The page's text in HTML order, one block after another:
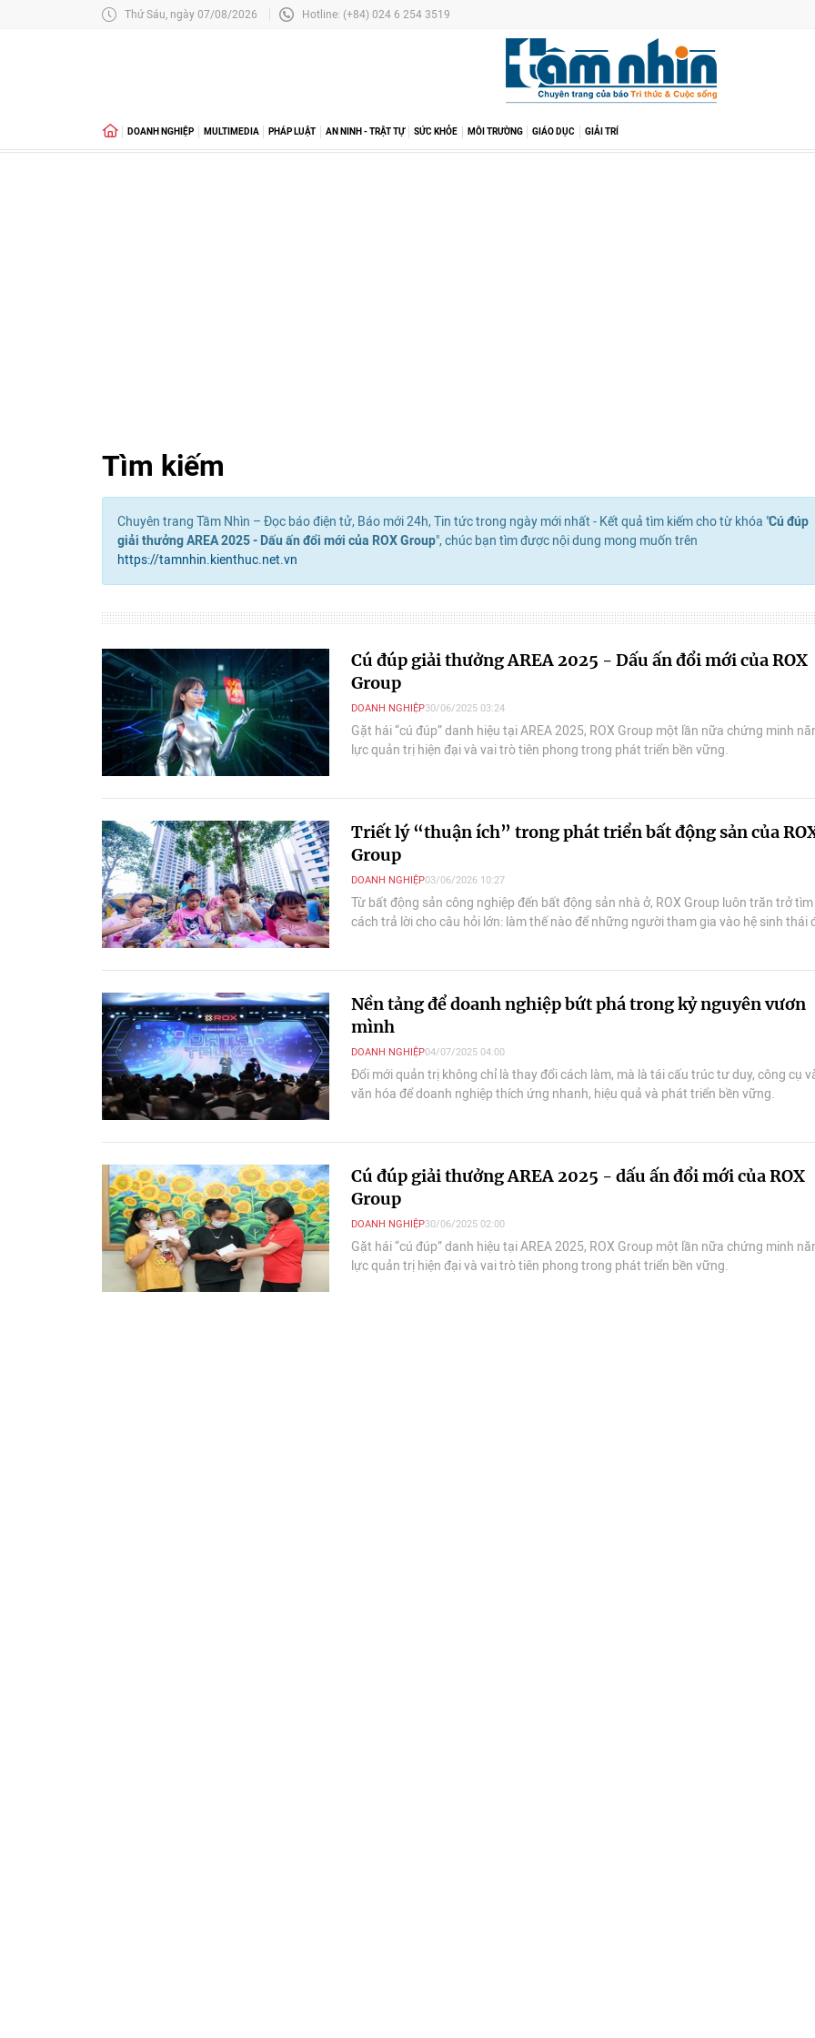
Thứ Sáu, ngày 07/08/2026 Hotline: (+84) 024 6 254 3519
DOANH NGHIỆP MULTIMEDIA PHÁP LUẬT AN NINH - TRẬT TỰ SỨC KHỎE MÔI TRƯỜNG GIÁO DỤC GIẢI TRÍ
Tìm kiếm
Chuyên trang Tầm Nhìn – Đọc báo điện tử, Báo mới 24h, Tin tức trong ngày mới nhất - Kết quả tìm kiếm cho từ khóa "Cú đúp
giải thưởng AREA 2025 - Dấu ấn đổi mới của ROX Group", chúc bạn tìm được nội dung mong muốn trên
https://tamnhin.kienthuc.net.vn
Cú đúp giải thưởng AREA 2025 - Dấu ấn đổi mới của ROX
Group
DOANH NGHIỆP30/06/2025 03:24
Gặt hái “cú đúp” danh hiệu tại AREA 2025, ROX Group một lần nữa chứng minh
lực quản trị hiện đại và vai trò tiên phong trong phát triển bền vững.
Triết lý “thuận ích” trong phát triển bất động sản của
Group
DOANH NGHIỆP03/06/2026 10:27
Từ bất động sản công nghiệp đến bất động sản nhà ở, ROX Group luôn trăn trở tìm
cách trả lời cho câu hỏi lớn: làm thế nào để những người tham gia vào hệ sinh thái
Nền tảng để doanh nghiệp bứt phá trong kỷ nguyên vươn
mình
DOANH NGHIỆP04/07/2025 04:00
Đổi mới quản trị không chỉ là thay đổi cách làm, mà là tái cấu trúc tư duy, công cụ
văn hóa để doanh nghiệp thích ứng nhanh, hiệu quả và phát triển bền vững.
Cú đúp giải thưởng AREA 2025 - dấu ấn đổi mới của ROX
Group
DOANH NGHIỆP30/06/2025 02:00
Gặt hái “cú đúp” danh hiệu tại AREA 2025, ROX Group một lần nữa chứng minh
lực quản trị hiện đại và vai trò tiên phong trong phát triển bền vững.